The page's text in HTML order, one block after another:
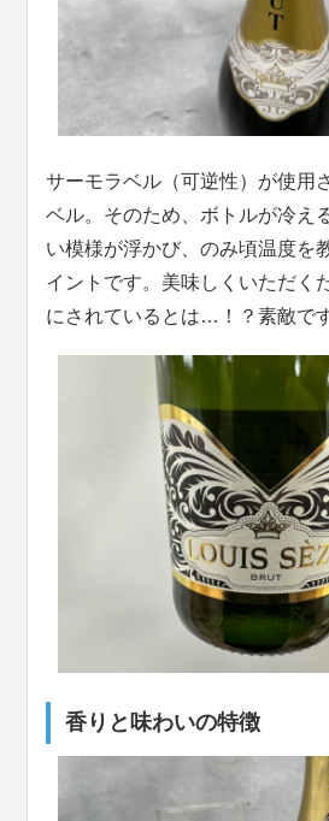
サーモラベル（可逆性）が使用
ベル。そのため、ボトルが冷え
い模様が浮かび、のみ頃温度を
イントです。美味しくいただく
にされているとは…！？素敵で
香りと味わいの特徴